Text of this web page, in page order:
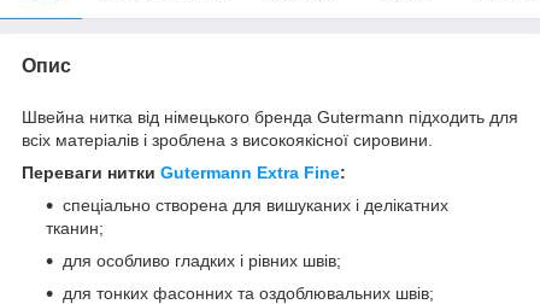
Опис
Швейна нитка від німецького бренда Gutermann підходить для
всіх матеріалів і зроблена з високоякісної сировини.
Переваги нитки Gutermann Extra Fine:
спеціально створена для вишуканих і делікатних
тканин;
для особливо гладких і рівних швів;
для тонких фасонних та оздоблювальних швів;